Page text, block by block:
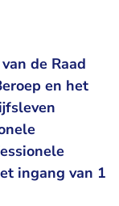
de Raad
en het
ingang van 1